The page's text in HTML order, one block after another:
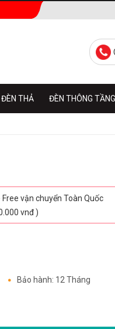
ĐÈN THẢ ĐÈN THÔNG
vận chuyển Toàn Quốc
vnđ )
Bảo hành: 12 Tháng